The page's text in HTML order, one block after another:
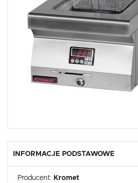
INFORMACJE PODSTAWOWE
Producent: Kromet
Analityczne
Analityczne pliki cookies pomagają nam
Cookies analityczne pozwalają na uzyskanie
internetowej, miejsca oraz częstotliwości, z
nam na ocenę naszych serwisów
Zgromadzone informacje są przetwarzane w
pliki cookies gwarantuje dostępność wszystkich
Reklamowe
Dzięki reklamowym plikom cookies
dostawców usług. Firmy te działają w